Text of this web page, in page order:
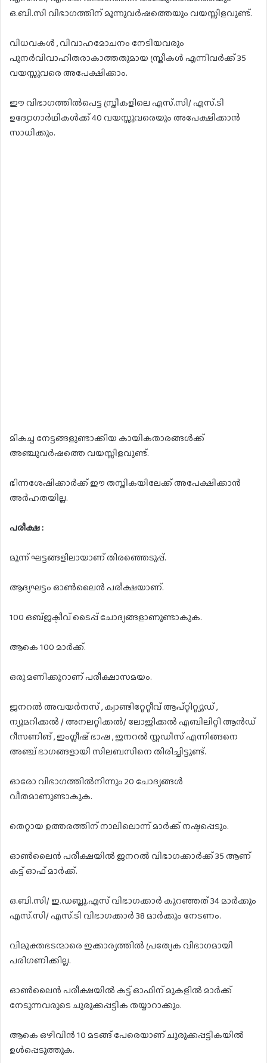
ഒ.ബി.സി വിഭാഗത്തിന് മൂന്നുവർഷത്തെയും വയസ്സിളവുണ്ട്.
വിധവകൾ , വിവാഹമോചനം നേടിയവരും
പുനർവിവാഹിതരാകാത്തതുമായ സ്ത്രീകൾ എന്നിവർക്ക് 35
വയസ്സുവരെ അപേക്ഷിക്കാം.
ഈ വിഭാഗത്തിൽപെട്ട സ്ത്രീകളിലെ എസ്.സി/ എസ്.ടി
ഉദ്യോഗാർഥികൾക്ക് 40 വയസ്സുവരെയും അപേക്ഷിക്കാൻ
സാധിക്കും.
മികച്ച നേട്ടങ്ങളുണ്ടാക്കിയ കായികതാരങ്ങൾക്ക്
അഞ്ചുവർഷത്തെ വയസ്സിളവുണ്ട്.
ഭിന്നശേഷിക്കാർക്ക് ഈ തസ്തികയിലേക്ക് അപേക്ഷിക്കാൻ
അർഹതയില്ല.
പരീക്ഷ :
മൂന്ന് ഘട്ടങ്ങളിലായാണ് തിരഞ്ഞെടുപ്പ്.
ആദ്യഘട്ടം ഓൺലൈൻ പരീക്ഷയാണ്.
100 ഒബ്ജക്ടീവ് ടൈപ്പ് ചോദ്യങ്ങളാണുണ്ടാകുക.
ആകെ 100 മാർക്ക്.
ഒരു മണിക്കൂറാണ് പരീക്ഷാസമയം.
ജനറൽ അവയർനസ് , ക്വാണ്ടിറ്റേറ്റീവ് ആപ്റ്റിറ്റ്യൂഡ് ,
ന്യൂമറിക്കൽ / അനലറ്റിക്കൽ/ ലോജിക്കൽ എബിലിറ്റി ആൻഡ്
റീസണിങ് , ഇംഗ്ലീഷ് ഭാഷ , ജനറൽ സ്റ്റഡീസ് എന്നിങ്ങനെ
അഞ്ച് ഭാഗങ്ങളായി സിലബസിനെ തിരിച്ചിട്ടുണ്ട്.
ഓരോ വിഭാഗത്തിൽനിന്നും 20 ചോദ്യങ്ങൾ
വീതമാണുണ്ടാകുക.
തെറ്റായ ഉത്തരത്തിന് നാലിലൊന്ന് മാർക്ക് നഷ്ടപ്പെടും.
ഓൺലൈൻ പരീക്ഷയിൽ ജനറൽ വിഭാഗക്കാർക്ക് 35 ആണ്
കട്ട് ഓഫ് മാർക്ക്.
ഒ.ബി.സി/ ഇ.ഡബ്ലൂ.എസ് വിഭാഗക്കാർ കുറഞ്ഞത് 34 മാർക്കും
എസ്.സി/ എസ്.ടി വിഭാഗക്കാർ 38 മാർക്കും നേടണം.
വിമുക്തഭടന്മാരെ ഇക്കാര്യത്തിൽ പ്രത്യേക വിഭാഗമായി
പരിഗണിക്കില്ല.
ഓൺലൈൻ പരീക്ഷയിൽ കട്ട് ഓഫിന് മുകളിൽ മാർക്ക്
നേടുന്നവരുടെ ചുരുക്കപ്പട്ടിക തയ്യാറാക്കും.
ആകെ ഒഴിവിൻ 10 മടങ്ങ് പേരെയാണ് ചുരുക്കപ്പട്ടികയിൽ
ഉൾപ്പെടുത്തുക.